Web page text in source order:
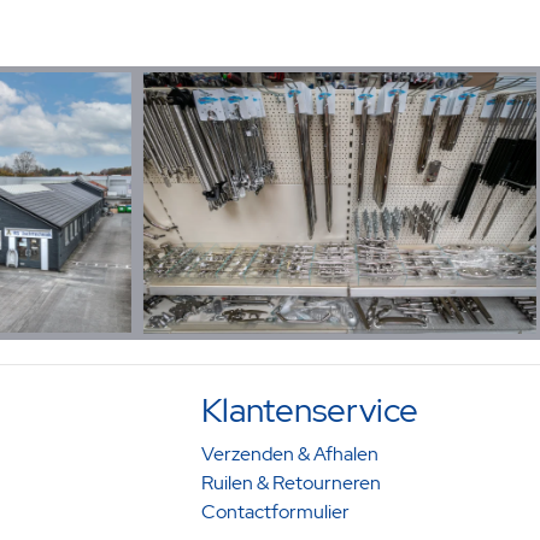
Klantenservice
Verzenden & Afhalen
Ruilen & Retourneren
Contactformulier